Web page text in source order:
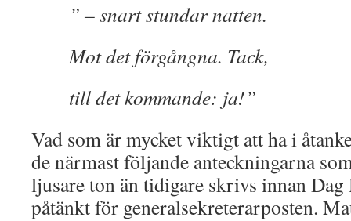
” – snart stundar natten.
Mot det förgångna. Tack,
till det kommande: ja!”
Vad som är mycket viktigt att ha i
de närmast följande anteckningarna
ljusare ton än tidigare skrivs innan
påtänkt för generalsekreterarposten.